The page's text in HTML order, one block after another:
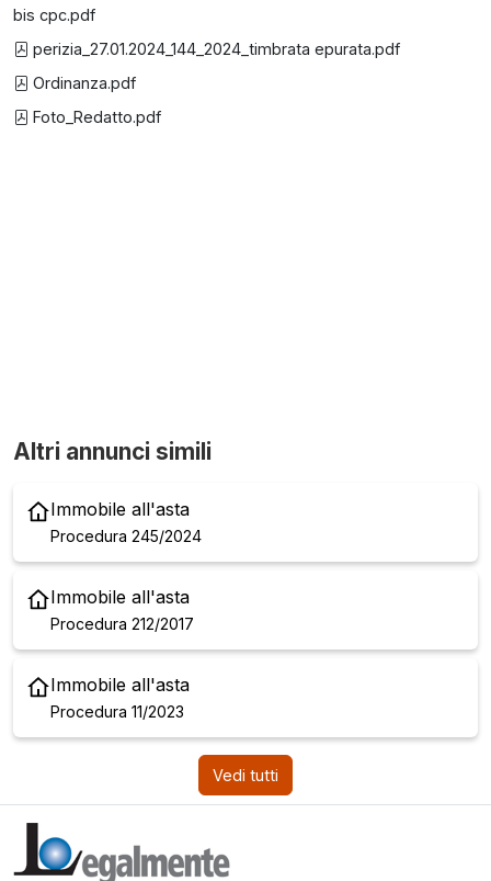
bis cpc.pdf
perizia_27.01.2024_144_2024_timbrata epurata.pdf
Ordinanza.pdf
Foto_Redatto.pdf
Altri annunci simili
Immobile all'asta
Procedura 245/2024
Immobile all'asta
Procedura 212/2017
Immobile all'asta
Procedura 11/2023
Vedi tutti